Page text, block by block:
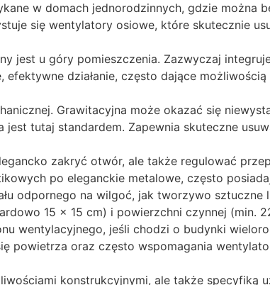
w domach jednorodzinnych, gdzie można
się wentylatory osiowe, które skutecznie
jest u góry pomieszczenia. Zazwyczaj
działanie, często dające możliwością
Grawitacyjna może okazać się
tutaj standardem. Zapewnia skuteczne
zakryć otwór, ale także regulować
po eleganckie metalowe, często
odpornego na wilgoć, jak tworzywo sztuczne
15 x 15 cm) i powierzchni czynnej (min.
wentylacyjnego, jeśli chodzi o budynki
powietrza oraz często wspomagania
konstrukcyjnymi, ale także specyfiką